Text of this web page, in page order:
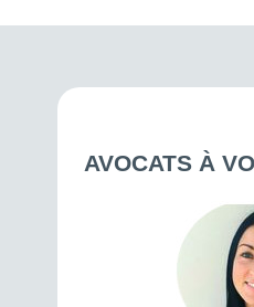
AVOCATS À